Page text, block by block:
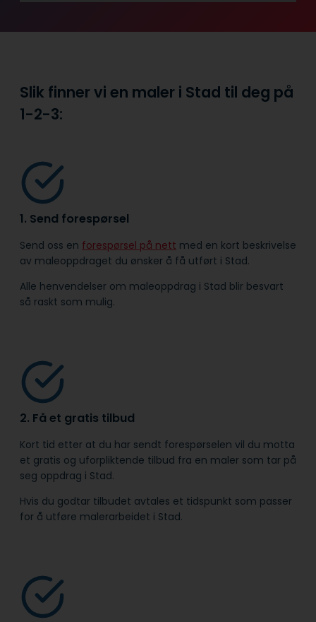
Slik finner vi en maler i Stad til deg på
1-2-3:
1. Send forespørsel
Send oss en forespørsel på nett med en kort beskrivelse
av maleoppdraget du ønsker å få utført i Stad.
Alle henvendelser om maleoppdrag i Stad blir besvart
så raskt som mulig.
2. Få et gratis tilbud
Kort tid etter at du har sendt forespørselen vil du motta
et gratis og uforpliktende tilbud fra en maler som tar på
seg oppdrag i Stad.
Hvis du godtar tilbudet avtales et tidspunkt som passer
for å utføre malerarbeidet i Stad.